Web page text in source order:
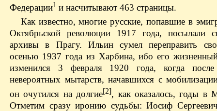
Федерации1 и насчитывают 463 страницы.
Как известно, многие русские, попавшие в
Октябрьской революции 1917 года, посылали
архивы в Прагу. Ильин сумел переправить
осенью 1937 года из Харбина, ибо его
изменился 3 февраля 1920 года, когда
невероятных мытарств, начавшихся с
он очутился на долгие[2], как оказалось, годы в
Отметим сразу иронию судьбы: Иосиф